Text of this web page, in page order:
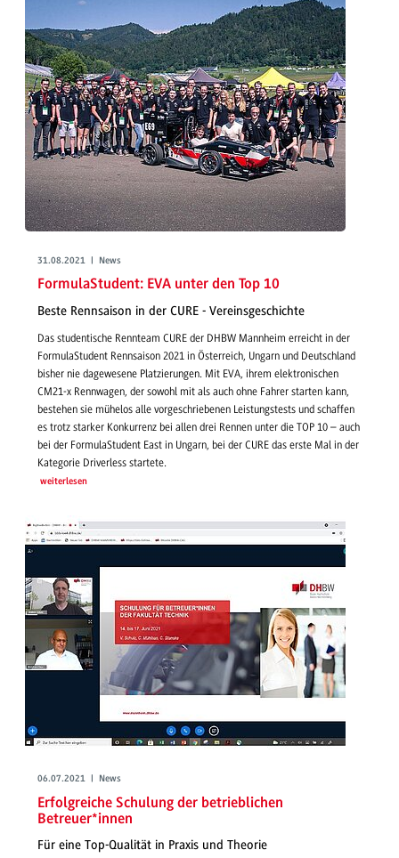
31.08.2021 | News
FormulaStudent: EVA unter den Top 10
Beste Rennsaison in der CURE - Vereinsgeschichte
Das studentische Rennteam CURE der DHBW Mannheim erreicht in der
FormulaStudent Rennsaison 2021 in Österreich, Ungarn und Deutschland
bisher nie dagewesene Platzierungen. Mit EVA, ihrem elektronischen
CM21-x Rennwagen, der sowohl mit als auch ohne Fahrer starten kann,
bestehen sie mühelos alle vorgeschriebenen Leistungstests und schaffen
es trotz starker Konkurrenz bei allen drei Rennen unter die TOP 10 – auch
bei der FormulaStudent East in Ungarn, bei der CURE das erste Mal in der
Kategorie Driverless startete.
weiterlesen
06.07.2021 | News
Erfolgreiche Schulung der betrieblichen
Betreuer*innen
Für eine Top-Qualität in Praxis und Theorie